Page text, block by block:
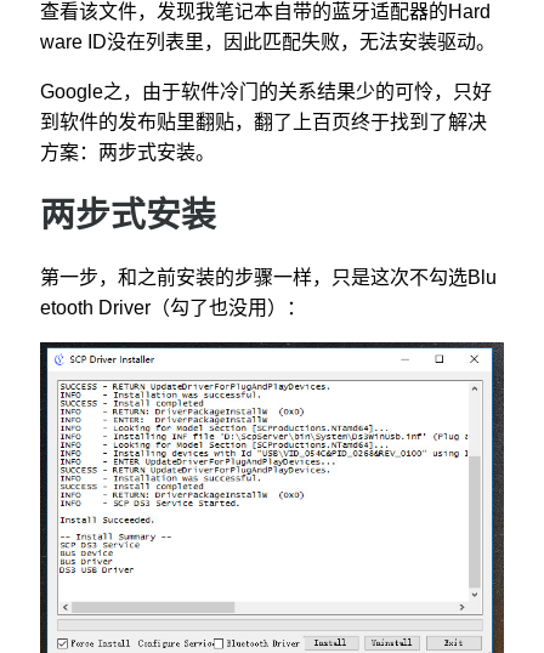
查看该文件，发现我笔记本自带的蓝牙适配器的Hard
ware ID没在列表里，因此匹配失败，无法安装驱动。
Google之，由于软件冷门的关系结果少的可怜，只好
到软件的发布贴里翻贴，翻了上百页终于找到了解决
方案：两步式安装。
两步式安装
第一步，和之前安装的步骤一样，只是这次不勾选Blu
etooth Driver（勾了也没用）：